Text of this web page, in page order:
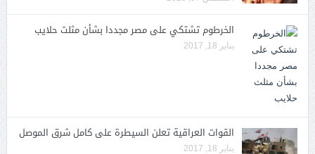
الخرطوم تشتكي على مصر مجددا بشأن مثلث حلايب
يناير 18, 2017
القوات العراقية تعلن السيطرة على كامل شرق الموصل
يناير 18, 2017